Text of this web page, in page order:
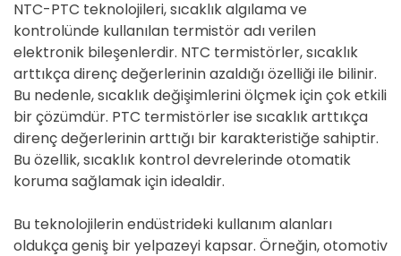
NTC-PTC teknolojileri, sıcaklık algılama ve
kontrolünde kullanılan termistör adı verilen
elektronik bileşenlerdir. NTC termistörler, sıcaklık
arttıkça direnç değerlerinin azaldığı özelliği ile bilinir.
Bu nedenle, sıcaklık değişimlerini ölçmek için çok etkili
bir çözümdür. PTC termistörler ise sıcaklık arttıkça
direnç değerlerinin arttığı bir karakteristiğe sahiptir.
Bu özellik, sıcaklık kontrol devrelerinde otomatik
koruma sağlamak için idealdir.
Bu teknolojilerin endüstrideki kullanım alanları
oldukça geniş bir yelpazeyi kapsar. Örneğin, otomotiv